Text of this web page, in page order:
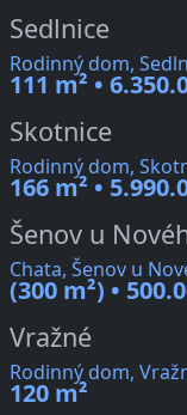
Sedlnice
Rodinný dom,
111 m² •
Skotnice
Rodinný dom,
166 m² •
Šenov u
Chata, Šenov u
(300 m²) •
Vražné
Rodinný dom,
120 m²